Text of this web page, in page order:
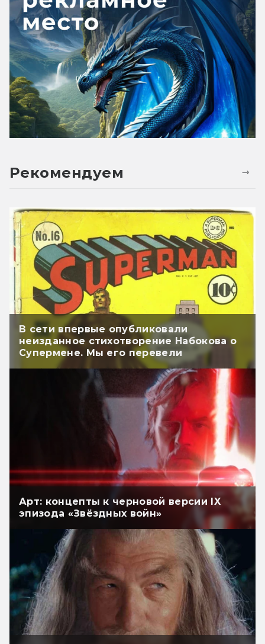
Рекомендуем
В сети впервые опубликовали
неизданное стихотворение Набокова о
Супермене. Мы его перевели
Арт: концепты к черновой версии IX
эпизода «Звёздных войн»